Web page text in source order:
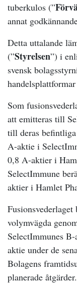
tuberkulos (”
annat
Detta uttalande
(”Styrelsen”) i
svensk
Som
att emitteras till
till deras
A-aktie i
0,8 A-aktier i
SelectImmune
aktier i Hamlet
Fusionsvederlaget
volymvägda
SelectImmunes
aktie under de
Bolagens
planerade